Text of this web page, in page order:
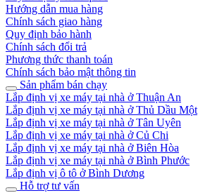
Hướng dẫn mua hàng
Chính sách giao hàng
Quy định bảo hành
Chính sách đổi trả
Phương thức thanh toán
Chính sách bảo mật thông tin
Sản phẩm bán chạy
Lắp định vị xe máy tại nhà ở Thuận An
Lắp định vị xe máy tại nhà ở Thủ Dầu Một
Lắp định vị xe máy tại nhà ở Tân Uyên
Lắp định vị xe máy tại nhà ở Củ Chi
Lắp định vị xe máy tại nhà ở Biên Hòa
Lắp định vị xe máy tại nhà ở Bình Phước
Lắp định vị ô tô ở Bình Dương
Hỗ trợ tư vấn